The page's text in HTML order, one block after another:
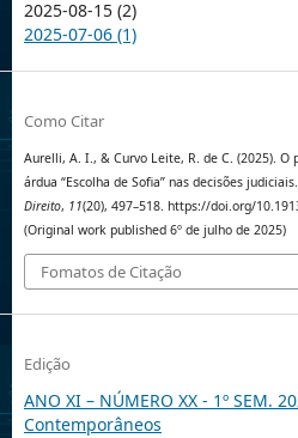
2025-08-15 (2)
2025-07-06 (1)
Como Citar
Aurelli, A. I., & Curvo Leite, R. de C. (2025).
árdua “Escolha de Sofia” nas decisões judiciais.
Direito, 11(20), 497–518. https://doi.org/
(Original work published 6º de julho de 2025)
Fomatos de Citação
Edição
ANO XI – NÚMERO XX - 1º SEM.
Contemporâneos